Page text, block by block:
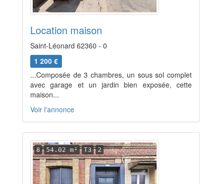
Location maison
Saint-Léonard 62360 - 0
1 200 €
...Composée de 3 chambres, un sous sol complet
avec garage et un jardin bien exposée, cette
maison...
Voir l'annonce
8 54.02 m² T3 2